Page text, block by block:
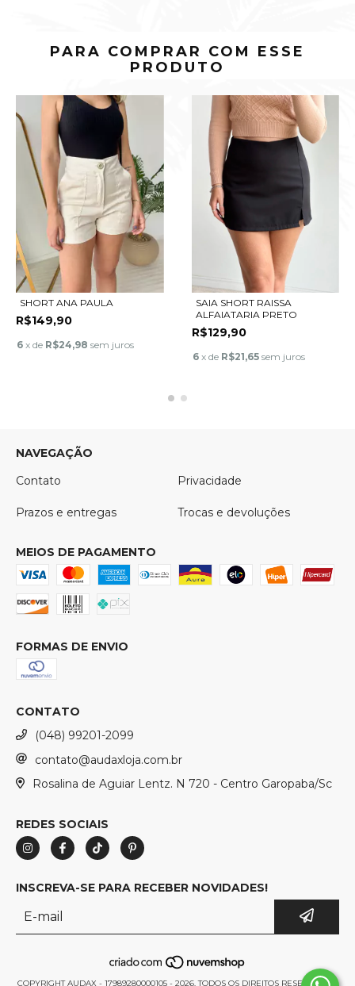
PARA COMPRAR COM ESSE
PRODUTO
SHORT ANA PAULA
R$149,90
6 x de R$24,98 sem juros
SAIA SHORT RAISSA
ALFAIATARIA PRETO
R$129,90
6 x de R$21,65 sem juros
NAVEGAÇÃO
Contato
Privacidade
Prazos e entregas Trocas e devoluções
MEIOS DE PAGAMENTO
FORMAS DE ENVIO
CONTATO
(048) 99201-2099
contato@audaxloja.com.br
Rosalina de Aguiar Lentz. N 720 - Centro Garopaba/Sc
REDES SOCIAIS
INSCREVA-SE PARA RECEBER NOVIDADES!
COPYRIGHT AUDAX - 17989280000105 - 2026. TODOS OS DIREITOS RESERVADOS.